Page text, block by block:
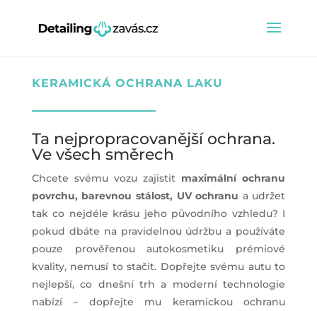
KERAMICKÁ OCHRANA LAKU
Ta nejpropracovanější ochrana.
Ve všech směrech
Chcete svému vozu zajistit maximální ochranu
povrchu, barevnou stálost, UV ochranu a udržet
tak co nejdéle krásu jeho původního vzhledu? I
pokud dbáte na pravidelnou údržbu a používáte
pouze prověřenou autokosmetiku prémiové
kvality, nemusí to stačit. Dopřejte svému autu to
nejlepší, co dnešní trh a moderní technologie
nabízí – dopřejte mu keramickou ochranu